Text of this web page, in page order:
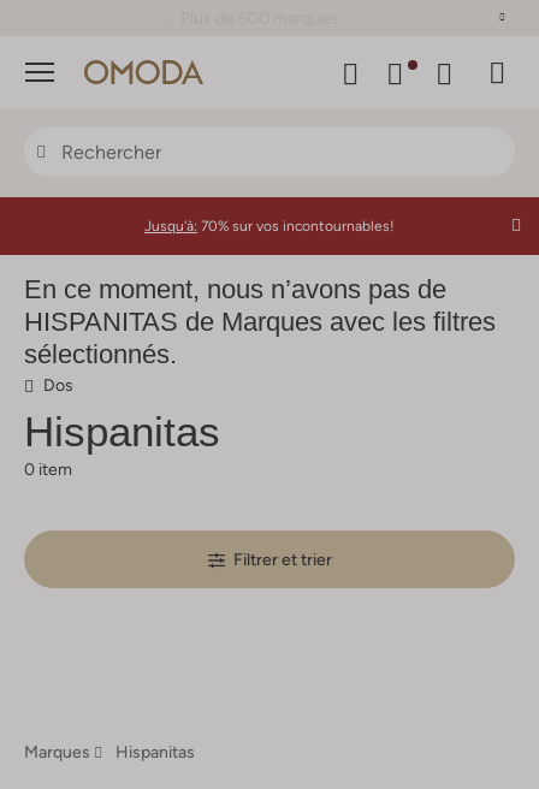
Menu
Jusqu'à: 70% sur vos incontournables!
En ce moment, nous n’avons pas de
HISPANITAS de Marques avec les filtres
sélectionnés.
Dos
Hispanitas
0 item
Filtrer et trier
Marques Hispanitas